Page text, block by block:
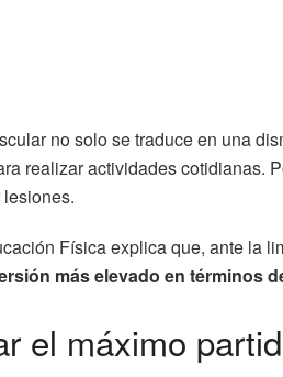
no solo se traduce en una
realizar actividades cotidianas.
Física explica que, ante la
más elevado en términos
el máximo